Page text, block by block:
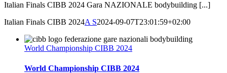
Italian Finals CIBB 2024 Gara NAZIONALE bodybuilding [...]
Italian Finals CIBB 2024A S2024-09-07T23:01:59+02:00
World Championship CIBB 2024
World Championship CIBB 2024